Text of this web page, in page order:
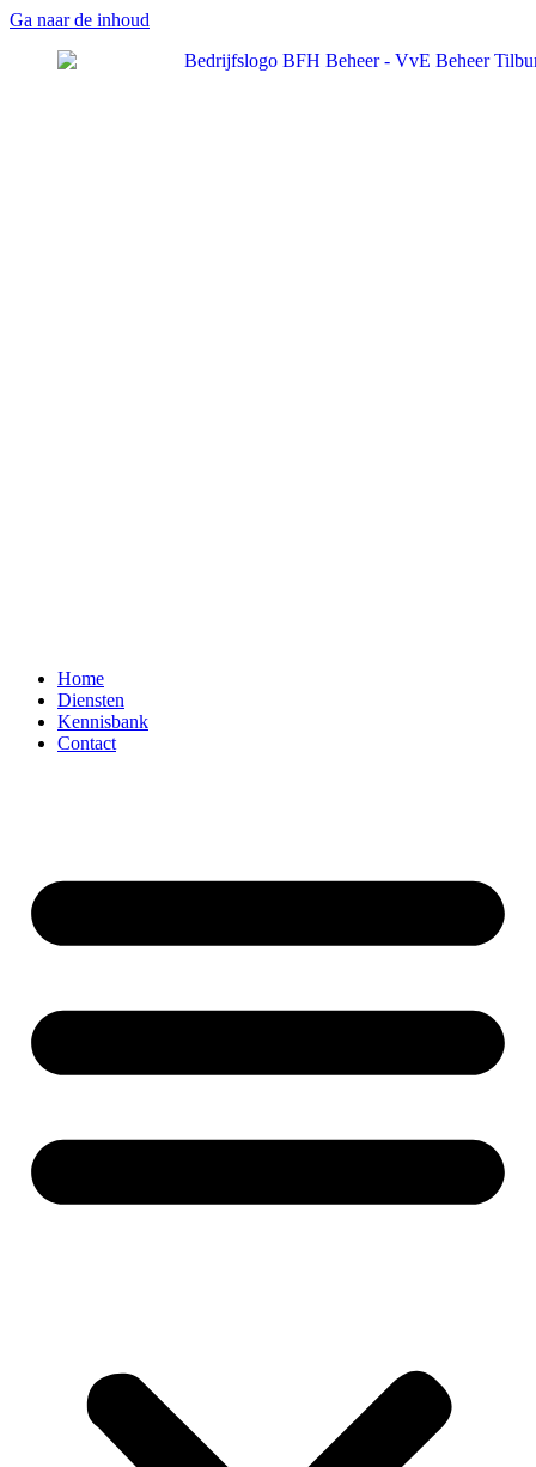
Ga naar de inhoud
Home
Diensten
Kennisbank
Contact